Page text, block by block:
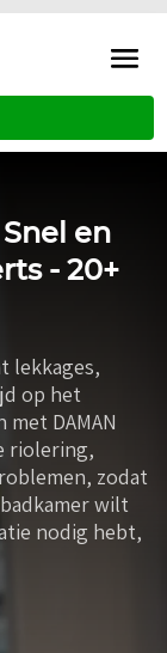
en
- 20+
lekkages,
op het
DAMAN
riolering,
zodat
wilt
nodig hebt,